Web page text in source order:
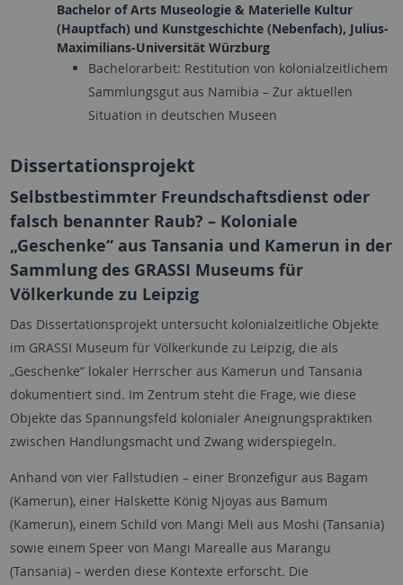
Bachelor of Arts Museologie & Materielle Kultur
(Hauptfach) und Kunstgeschichte (Nebenfach), Julius-
Maximilians-Universität Würzburg
Bachelorarbeit: Restitution von kolonialzeitlichem
Sammlungsgut aus Namibia – Zur aktuellen
Situation in deutschen Museen
Dissertationsprojekt
Selbstbestimmter Freundschaftsdienst oder
falsch benannter Raub? – Koloniale
„Geschenke“ aus Tansania und Kamerun in der
Sammlung des GRASSI Museums für
Völkerkunde zu Leipzig
Das Dissertationsprojekt untersucht kolonialzeitliche Objekte
im GRASSI Museum für Völkerkunde zu Leipzig, die als
„Geschenke“ lokaler Herrscher aus Kamerun und Tansania
dokumentiert sind. Im Zentrum steht die Frage, wie diese
Objekte das Spannungsfeld kolonialer Aneignungspraktiken
zwischen Handlungsmacht und Zwang widerspiegeln.
Anhand von vier Fallstudien – einer Bronzefigur aus Bagam
(Kamerun), einer Halskette König Njoyas aus Bamum
(Kamerun), einem Schild von Mangi Meli aus Moshi (Tansania)
sowie einem Speer von Mangi Marealle aus Marangu
(Tansania) – werden diese Kontexte erforscht. Die